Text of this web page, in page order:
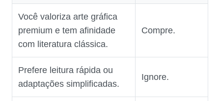
Você valoriza arte gráfica
premium e tem afinidade
com literatura clássica.
Compre.
Prefere leitura rápida ou
adaptações simplificadas.
Ignore.